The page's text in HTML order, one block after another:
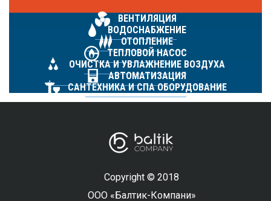
ВЕНТИЛЯЦИЯ
ВОДОСНАБЖЕНИЕ
ОТОПЛЕНИЕ
ТЕПЛОВОЙ НАСОС
ОЧИСТКА И УВЛАЖНЕНИЕ ВОЗДУХА
АВТОМАТИЗАЦИЯ
САНТЕХНИКА И СПА ОБОРУДОВАНИЕ
Copyright © 2018
ООО «Балтик-Компани»